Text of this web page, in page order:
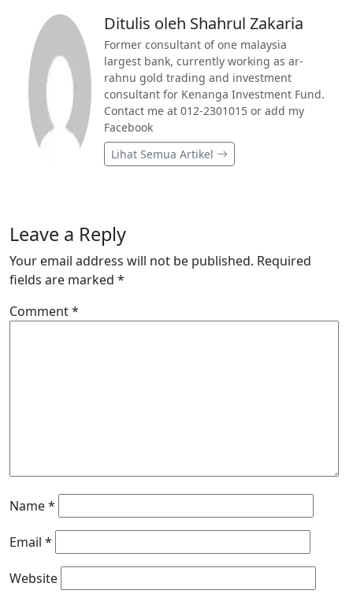
Ditulis oleh Shahrul Zakaria
Former consultant of one malaysia
largest bank, currently working as ar-
rahnu gold trading and investment
consultant for Kenanga Investment Fund.
Contact me at 012-2301015 or add my
Facebook
Lihat Semua Artikel
Leave a Reply
Your email address will not be published. Required
fields are marked *
Comment*
Name*
Email *
Website